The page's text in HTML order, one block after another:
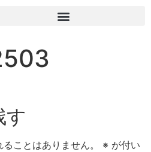
す
ことはありません。 ※ が付い